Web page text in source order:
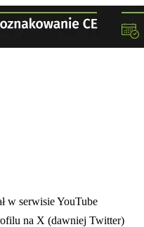
karcie
w serwisie YouTube
na X (dawniej Twitter)